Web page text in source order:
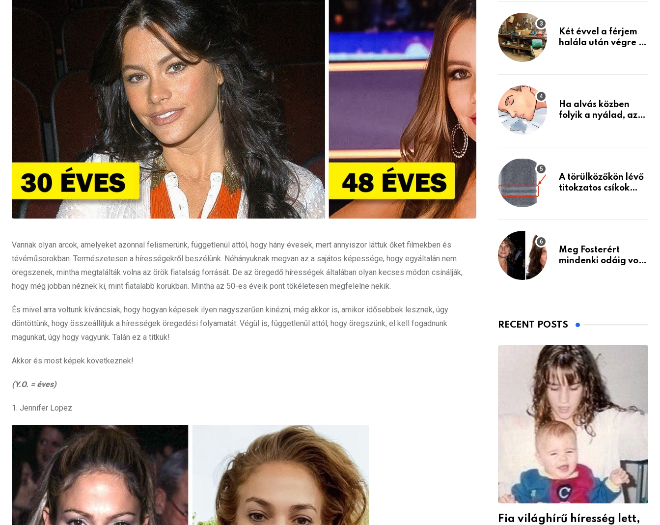
Vannak olyan arcok, amelyeket azonnal felismerünk, függetlenül attól, hogy hány évesek, mert annyiszor láttuk őket filmekben és
tévéműsorokban. Természetesen a hírességekről beszélünk. Néhányuknak megvan az a sajátos képessége, hogy egyáltalán nem
öregszenek, mintha megtalálták volna az örök fiatalság forrását. De az öregedő hírességek általában olyan kecses módon csinálják,
hogy még jobban néznek ki, mint fiatalabb korukban. Mintha az 50-es éveik pont tökéletesen megfelelne nekik.
És mivel arra voltunk kíváncsiak, hogy hogyan képesek ilyen nagyszerűen kinézni, még akkor is, amikor idősebbek lesznek, úgy
döntöttünk, hogy összeállítjuk a hírességek öregedési folyamatát. Végül is, függetlenül attól, hogy öregszünk, el kell fogadnunk
magunkat, úgy hogy vagyunk. Talán ez a titkuk!
Akkor és most képek következnek!
(Y.O. = éves)
1. Jennifer Lopez
Készülj fel arra, ami
Két évvel a férjem
halála után végre át
holmiját – amit
életemet
Ha alvás közben
folyik a nyálad, az
A törülközőkön lévő
titokzatos csíkok
Meg Fosterért
mindenki odáig volt
RECENT POSTS
Fia világhírű híresség lett,